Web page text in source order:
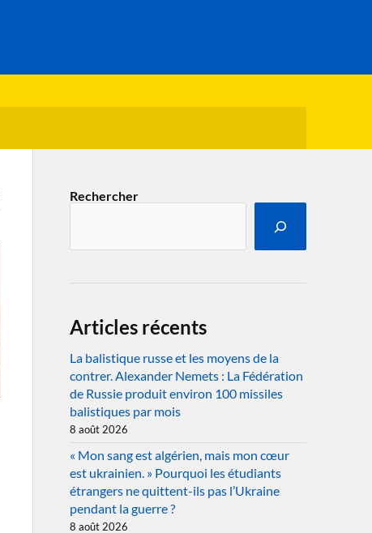
Rechercher
Articles récents
La balistique russe et les moyens de la
contrer. Alexander Nemets : La Fédération
de Russie produit environ 100 missiles
balistiques par mois
8 août 2026
« Mon sang est algérien, mais mon cœur
est ukrainien. » Pourquoi les étudiants
étrangers ne quittent-ils pas l’Ukraine
pendant la guerre ?
8 août 2026